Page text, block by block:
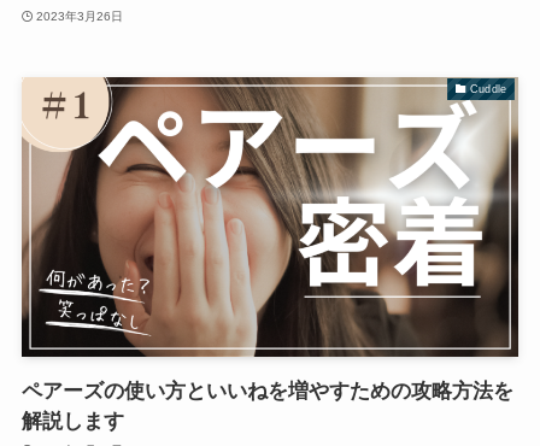
2023年3月26日
Cuddle
ペアーズの使い方といいねを増やすための攻略方法を
解説します